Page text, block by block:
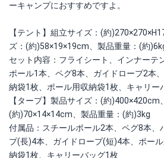
ーキャンプにおすすめですよ。
【テント】組立サイズ：(約
ズ：(約)58×19×19cm、製品重量：(約
セット内容：フライシート、インナーテ
ポール1本、ペグ8本、ガイドロープ2本
納袋1枚、ポール用収納袋1枚、キャリー
【タープ】製品サイズ：(約)400×420cm
(約)70×14×14cm、製品重量：(約)3kg
付属品：スチールポール2本、ペグ8本、
プ(長)4本、ガイドロープ(短)4本、ポー
納袋1枚、キャリーバッグ1枚